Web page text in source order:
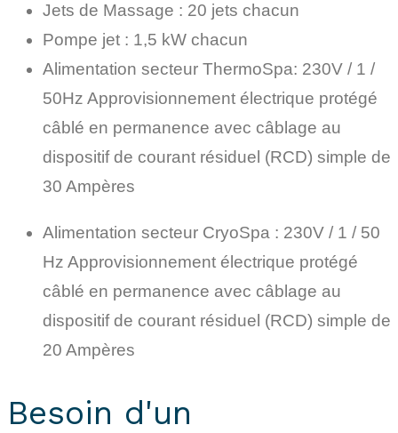
Jets de Massage : 20 jets chacun
Pompe jet : 1,5 kW chacun
Alimentation secteur ThermoSpa: 230V / 1 /
50Hz Approvisionnement électrique protégé
câblé en permanence avec câblage au
dispositif de courant résiduel (RCD) simple de
30 Ampères
Alimentation secteur CryoSpa : 230V / 1 / 50
Hz Approvisionnement électrique protégé
câblé en permanence avec câblage au
dispositif de courant résiduel (RCD) simple de
20 Ampères
Besoin d'un